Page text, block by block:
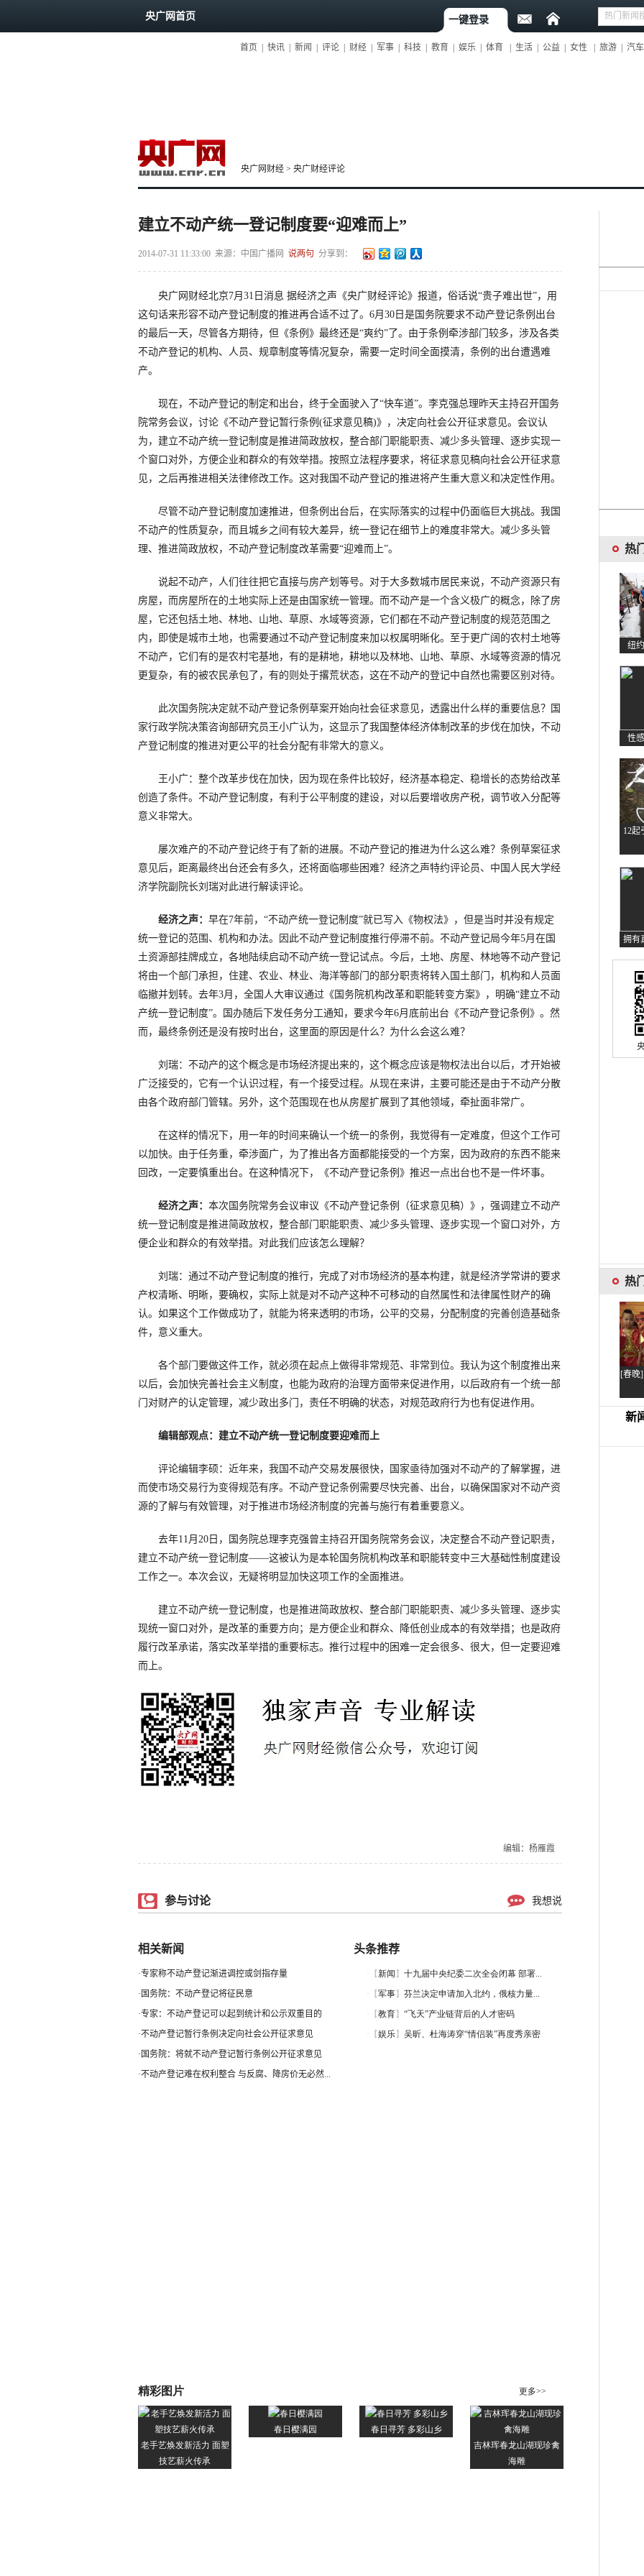
央广网首页 一键登录
首页 快讯 新闻 评论 财经 军事 科技 教育 娱乐 体育 生活 公益 女性 旅游 汽车
央广网财经 > 央广财经评论
建立不动产统一登记制度要“迎难而上”
2014-07-31 11:33:00 来源： 中国广播网 说两句 分享到：
央广网财经北京7月31日消息 据经济之声《央广财经评论》报道，俗话说“贵子难出世”，用
这句话来形容不动产登记制度的推进再合适不过了。6月30日是国务院要求不动产登记条例出台
的最后一天，尽管各方期待，但《条例》最终还是“爽约”了。由于条例牵涉部门较多，涉及各类
不动产登记的机构、人员、规章制度等情况复杂，需要一定时间全面摸清，条例的出台遭遇难
产。
现在，不动产登记的制定和出台，终于全面驶入了“快车道”。李克强总理昨天主持召开国务
院常务会议，讨论《不动产登记暂行条例(征求意见稿)》，决定向社会公开征求意见。会议认
为，建立不动产统一登记制度是推进简政放权，整合部门职能职责、减少多头管理、逐步实现一
个窗口对外，方便企业和群众的有效举措。按照立法程序要求，将征求意见稿向社会公开征求意
见，之后再推进相关法律修改工作。这对我国不动产登记的推进将产生重大意义和决定性作用。
尽管不动产登记制度加速推进，但条例出台后，在实际落实的过程中仍面临巨大挑战。我国
不动产的性质复杂，而且城乡之间有较大差异，统一登记在细节上的难度非常大。减少多头管
理、推进简政放权，不动产登记制度改革需要“迎难而上”。
说起不动产，人们往往把它直接与房产划等号。对于大多数城市居民来说，不动产资源只有
房屋，而房屋所在的土地实际上还是由国家统一管理。而不动产是一个含义极广的概念，除了房
屋，它还包括土地、林地、山地、草原、水域等资源，它们都在不动产登记制度的规范范围之
内，即使是城市土地，也需要通过不动产登记制度来加以权属明晰化。至于更广阔的农村土地等
不动产，它们有的是农村宅基地，有的是耕地，耕地以及林地、山地、草原、水域等资源的情况
更复杂，有的被农民承包了，有的则处于撂荒状态，这在不动产的登记中自然也需要区别对待。
此次国务院决定就不动产登记条例草案开始向社会征求意见，透露出什么样的重要信息？国
家行政学院决策咨询部研究员王小广认为，这显示了我国整体经济体制改革的步伐在加快，不动
产登记制度的推进对更公平的社会分配有非常大的意义。
王小广：整个改革步伐在加快，因为现在条件比较好，经济基本稳定、稳增长的态势给改革
创造了条件。不动产登记制度，有利于公平制度的建设，对以后要增收房产税，调节收入分配等
意义非常大。
屡次难产的不动产登记终于有了新的进展。不动产登记的推进为什么这么难？条例草案征求
意见后，距离最终出台还会有多久，还将面临哪些困难？经济之声特约评论员、中国人民大学经
济学院副院长刘瑞对此进行解读评论。
经济之声： 早在7年前，“不动产统一登记制度”就已写入《物权法》，但是当时并没有规定
统一登记的范围、机构和办法。因此不动产登记制度推行停滞不前。不动产登记局今年5月在国
土资源部挂牌成立，各地陆续启动不动产统一登记试点。今后，土地、房屋、林地等不动产登记
将由一个部门承担，住建、农业、林业、海洋等部门的部分职责将转入国土部门，机构和人员面
临撤并划转。去年3月，全国人大审议通过《国务院机构改革和职能转变方案》，明确“建立不动
产统一登记制度”。国办随后下发任务分工通知，要求今年6月底前出台《不动产登记条例》。然
而，最终条例还是没有按时出台，这里面的原因是什么？为什么会这么难？
刘瑞：不动产的这个概念是市场经济提出来的，这个概念应该是物权法出台以后，才开始被
广泛接受的，它有一个认识过程，有一个接受过程。从现在来讲，主要可能还是由于不动产分散
由各个政府部门管辖。另外，这个范围现在也从房屋扩展到了其他领域，牵扯面非常广。
在这样的情况下，用一年的时间来确认一个统一的条例，我觉得有一定难度，但这个工作可
以加快。由于任务重，牵涉面广，为了推出各方面都能接受的一个方案，因为政府的东西不能来
回改，一定要慎重出台。在这种情况下，《不动产登记条例》推迟一点出台也不是一件坏事。
经济之声： 本次国务院常务会议审议《不动产登记条例（征求意见稿）》，强调建立不动产
统一登记制度是推进简政放权，整合部门职能职责、减少多头管理、逐步实现一个窗口对外，方
便企业和群众的有效举措。对此我们应该怎么理解？
刘瑞：通过不动产登记制度的推行，完成了对市场经济的基本构建，就是经济学常讲的要求
产权清晰、明晰，要确权，实际上就是对不动产这种不可移动的自然属性和法律属性财产的确
认。如果这个工作做成功了，就能为将来透明的市场，公平的交易，分配制度的完善创造基础条
件，意义重大。
各个部门要做这件工作，就必须在起点上做得非常规范、非常到位。我认为这个制度推出来
以后，会加快完善社会主义制度，也能为政府的治理方面带来促进作用，以后政府有一个统一部
门对财产的认定管理，减少政出多门，责任不明确的状态，对规范政府行为也有促进作用。
编辑部观点：建立不动产统一登记制度要迎难而上
评论编辑李硕：近年来，我国不动产交易发展很快，国家亟待加强对不动产的了解掌握，进
而使市场交易行为变得规范有序。不动产登记条例需要尽快完善、出台，以确保国家对不动产资
源的了解与有效管理，对于推进市场经济制度的完善与施行有着重要意义。
去年11月20日，国务院总理李克强曾主持召开国务院常务会议，决定整合不动产登记职责，
建立不动产统一登记制度——这被认为是本轮国务院机构改革和职能转变中三大基础性制度建设
工作之一。本次会议，无疑将明显加快这项工作的全面推进。
建立不动产统一登记制度，也是推进简政放权、整合部门职能职责、减少多头管理、逐步实
现统一窗口对外，是改革的重要方向；是方便企业和群众、降低创业成本的有效举措；也是政府
履行改革承诺，落实改革举措的重要标志。推行过程中的困难一定会很多、很大，但一定要迎难
而上。
编辑：杨雁霞
参与讨论 我想说
相关新闻
·专家称不动产登记渐进调控或剑指存量
· 国务院：不动产登记将征民意
·专家：不动产登记可以起到统计和公示双重目的
·不动产登记暂行条例决定向社会公开征求意见
· 国务院：将就不动产登记暂行条例公开征求意见
·不动产登记难在权利整合 与反腐、降房价无必然...
头条推荐
热
纽
性
12起
拥有